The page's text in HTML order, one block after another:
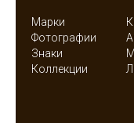
Марки
Фотографии
Знаки
Коллекции